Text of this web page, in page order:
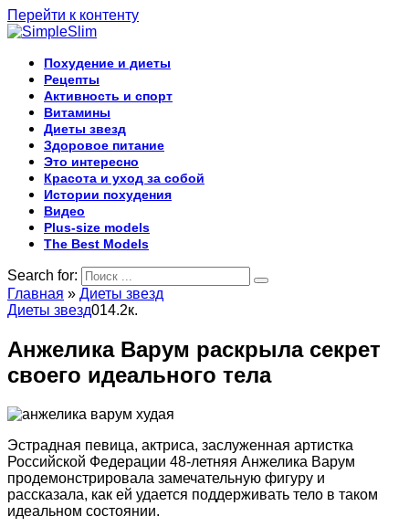
Перейти к контенту
Похудение и диеты
Рецепты
Активность и спорт
Витамины
Диеты звезд
Здоровое питание
Это интересно
Красота и уход за собой
Истории похудения
Видео
Plus-size models
The Best Models
Search for:
Главная » Диеты звезд
Диеты звезд014.2к.
Анжелика Варум раскрыла секрет
своего идеального тела
Эстрадная певица, актриса, заслуженная артистка
Российской Федерации 48-летняя Анжелика Варум
продемонстрировала замечательную фигуру и
рассказала, как ей удается поддерживать тело в таком
идеальном состоянии.